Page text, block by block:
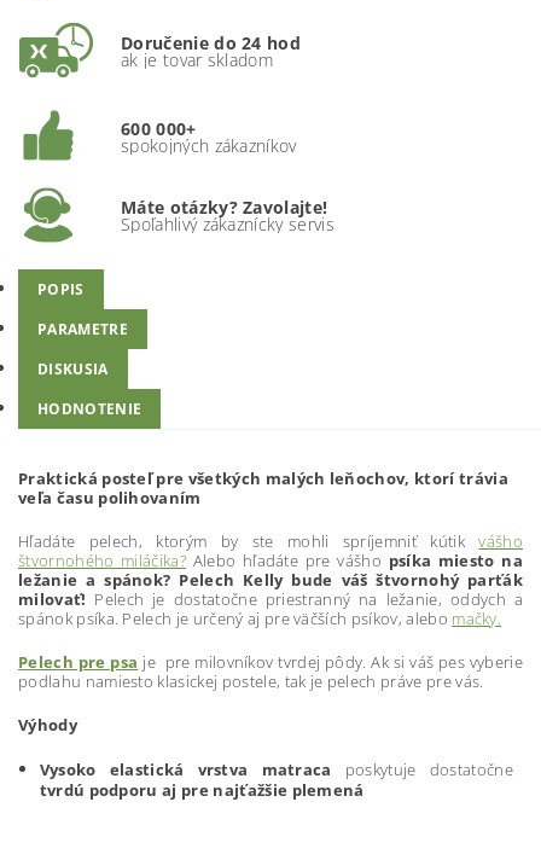
Doručenie do 24 hod
ak je tovar skladom
600 000+
spokojných zákazníkov
Máte otázky? Zavolajte!
Spoľahlivý zákaznícky servis
POPIS
PARAMETRE
DISKUSIA
HODNOTENIE
Praktická posteľ pre všetkých malých leňochov, ktorí trávia
veľa času polihovaním
Hľadáte pelech, ktorým by ste mohli spríjemniť kútikvášho
štvornohého miláčika? Alebo hľadáte pre vášho psíka miesto na
ležanie a spánok? Pelech Kelly bude váš štvornohý parťák
milovať! Pelech je dostatočne priestranný na ležanie, oddych a
spánok psíka. Pelech je určený aj pre väčších psíkov, alebo mačky.
Pelech pre psa je pre milovníkov tvrdej pôdy. Ak si váš pes vyberie
podlahu namiesto klasickej postele, tak je pelech práve pre vás.
Výhody
Vysoko elastická vrstva matraca poskytuje dostatočne
tvrdú podporu aj pre najťažšie plemená